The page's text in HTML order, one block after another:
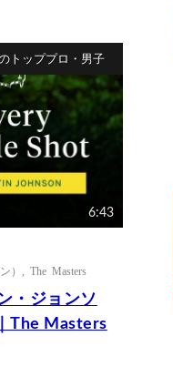
トッププロ・男子
6:43
）
,The Masters
・ジョンソ
The Masters